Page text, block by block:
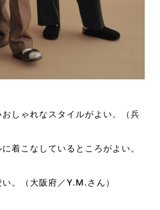
しゃれなスタイルがよい。（兵
着こなしているところがよい。
。（大阪府／Y.M.さん）